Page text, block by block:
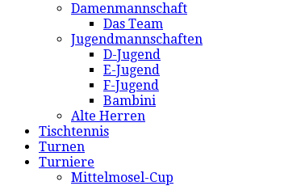
Damenmannschaft
Das Team
Jugendmannschaften
D-Jugend
E-Jugend
F-Jugend
Bambini
Alte Herren
Tischtennis
Turnen
Turniere
Mittelmosel-Cup